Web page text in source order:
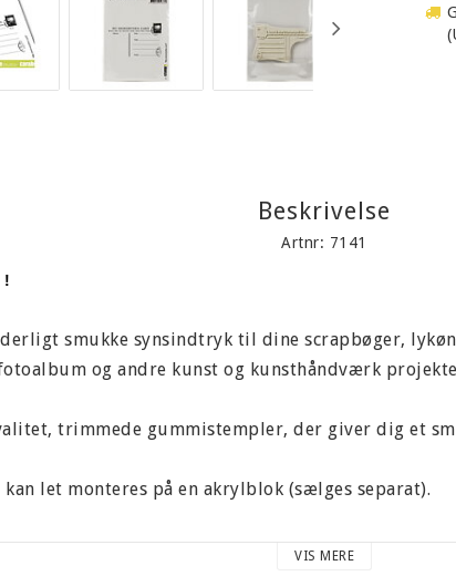
Beskrivelse
Artnr: 7141
!
smukke synsindtryk til dine scrapbøger,
og andre kunst og kunsthåndværk
trimmede gummistempler, der giver dig et
let monteres på en akrylblok (sælges separat).
er 80 x 55 mm. VIS MERE